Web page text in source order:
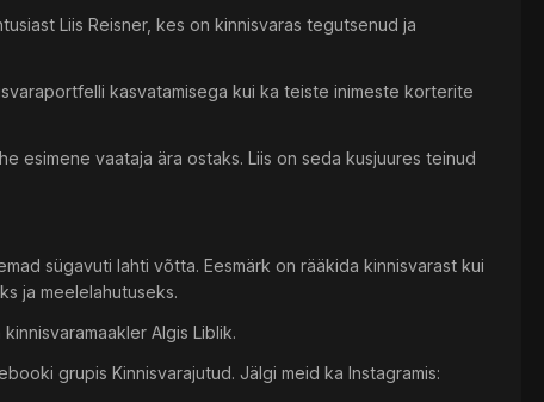
Liis Reisner, kes on kinnisvaras tegutsenud ja
kasvatamisega kui ka teiste inimeste korterite
esimene vaataja ära ostaks. Liis on seda kusjuures teinud
sügavuti lahti võtta. Eesmärk on rääkida kinnisvarast kui
ja meelelahutuseks.
Algis Liblik.
grupis Kinnisvarajutud. Jälgi meid ka Instagramis: